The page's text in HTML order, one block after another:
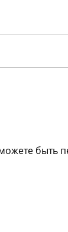
быть